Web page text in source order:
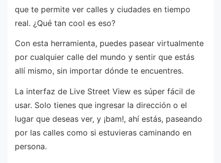
que te permite ver calles y ciudades en tiempo
real. ¿Qué tan cool es eso?
Con esta herramienta, puedes pasear virtualmente
por cualquier calle del mundo y sentir que estás
allí mismo, sin importar dónde te encuentres.
La interfaz de Live Street View es súper fácil de
usar. Solo tienes que ingresar la dirección o el
lugar que deseas ver, y ¡bam!, ahí estás, paseando
por las calles como si estuvieras caminando en
persona.